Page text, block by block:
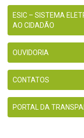
ESIC – SISTEMA
AO CIDADÃO
OUVIDORIA
CONTATOS
PORTAL DA